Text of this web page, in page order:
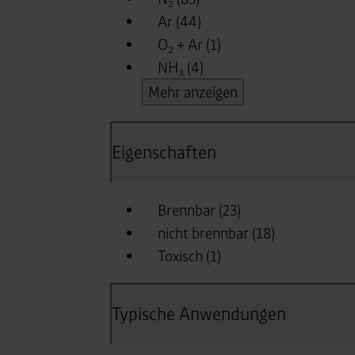
angemessenes
Standardvertragsklauseln).
Speicherdauer:
400 Tage, sofern nicht
Verantwortlicher: